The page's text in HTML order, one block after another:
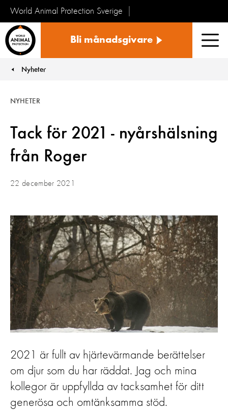
World Animal Protection Sverige
Bli månadsgivare
You are here:
Nyheter
Tack för 2021 - nyårshälsning
från Roger
NYHETER
22 december 2021
2021 är fullt av hjärtevärmande berättelser
om djur som du har räddat. Jag och mina
kollegor är uppfyllda av tacksamhet för ditt
generösa och omtänksamma stöd.